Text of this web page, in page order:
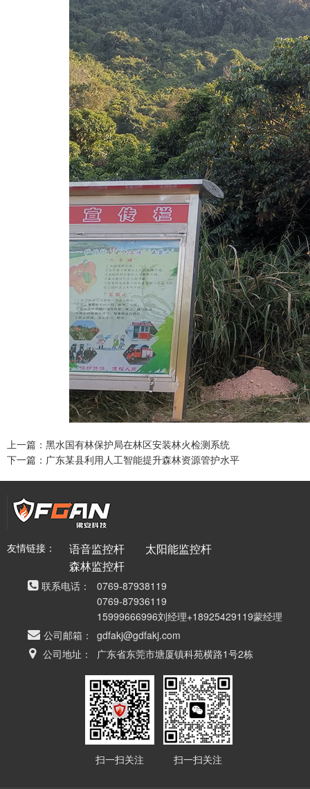
上一篇：黑水国有林保护局在林区安装林火检测系统
下一篇：广东某县利用人工智能提升森林资源管护水平
友情链接： 语音监控杆
太阳能监控杆
森林监控杆
联系电话：
0769-87938119
0769-87936119
15999666996刘经理+18925429119蒙经理
公司邮箱：
gdfakj@gdfakj.com
公司地址：
广东省东莞市塘厦镇科苑横路1号2栋
扫一扫关注 扫一扫关注